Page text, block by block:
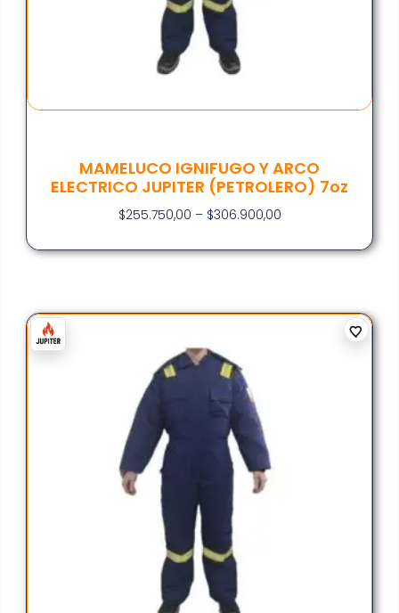
MAMELUCO IGNIFUGO Y ARCO
ELECTRICO JUPITER (PETROLERO) 7oz
$255.750,00 – $306.900,00